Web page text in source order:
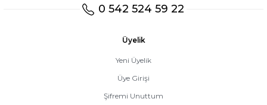
0 542 524 59 22
Üyelik
Yeni Üyelik
Üye Girişi
Şifremi Unuttum